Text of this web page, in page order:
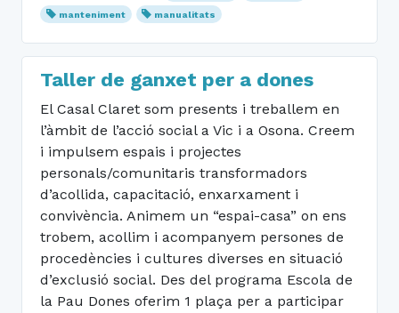
manteniment
manualitats
Taller de ganxet per a dones
El Casal Claret som presents i treballem en
l’àmbit de l’acció social a Vic i a Osona. Creem
i impulsem espais i projectes
personals/comunitaris transformadors
d’acollida, capacitació, enxarxament i
convivència. Animem un “espai-casa” on ens
trobem, acollim i acompanyem persones de
procedències i cultures diverses en situació
d’exclusió social. Des del programa Escola de
la Pau Dones oferim 1 plaça per a participar